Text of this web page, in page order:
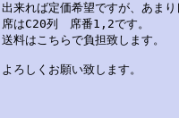
出来れば定価希望ですが、あま
席はC20列　席番1,2です。
送料はこちらで負担致します。